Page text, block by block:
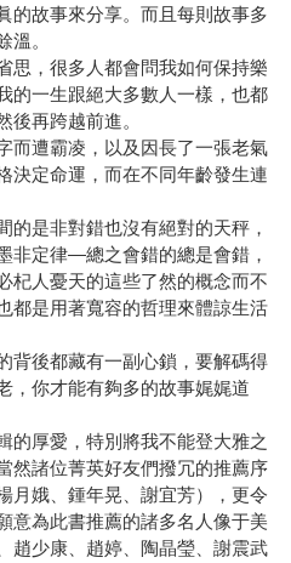
的故事來分享。而且每則故事多
溫。
思，很多人都會問我如何保持樂
的一生跟絕大多數人一樣，也都
後再跨越前進。
而遭霸凌，以及因長了一張老氣
決定命運，而在不同年齡發生連
的是非對錯也沒有絕對的天秤，
非定律—總之會錯的總是會錯，
杞人憂天的這些了然的概念而不
都是用著寬容的哲理來體諒生活
背後都藏有一副心鎖，要解碼得
，你才能有夠多的故事娓娓道
的厚愛，特別將我不能登大雅之
然諸位菁英好友們撥冗的推薦序
月娥、鍾年晃、謝宜芳），更令
意為此書推薦的諸多名人像于美
趙少康、趙婷、陶晶瑩、謝震武